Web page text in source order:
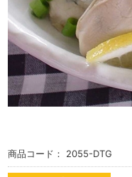
商品コード： 2055-DTG